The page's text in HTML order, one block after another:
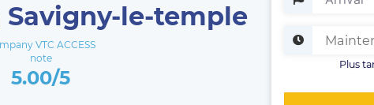
Savigny-le-temple
VTC ACCESS
note
5.00/5
Plus